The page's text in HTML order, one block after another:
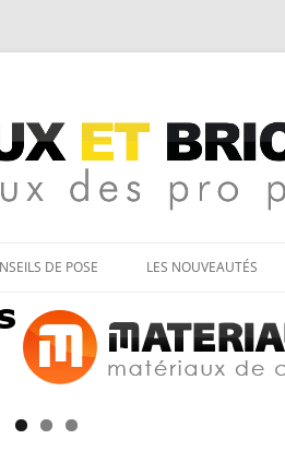
au
DE POSE LES NOUVEAUTÉS